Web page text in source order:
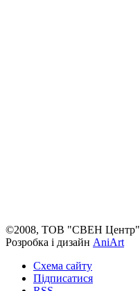
©2008, ТОВ "СВЕН Центр"
Розробка і дизайн AniArt
Схема сайту
Підписатися